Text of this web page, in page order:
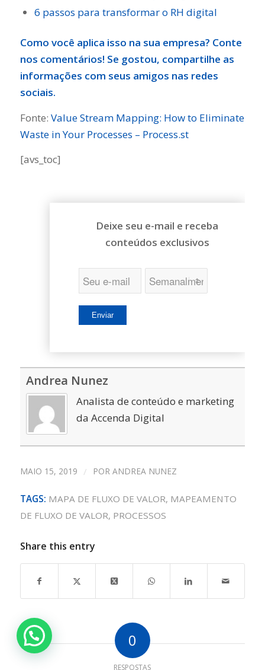
6 passos para transformar o RH digital
Como você aplica isso na sua empresa? Conte
nos comentários! Se gostou, compartilhe as
informações com seus amigos nas redes
sociais.
Fonte: Value Stream Mapping: How to Eliminate
Waste in Your Processes – Process.st
[avs_toc]
Deixe seu e-mail e receba
conteúdos exclusivos
Andrea Nunez
Analista de conteúdo e marketing
da Accenda Digital
MAIO 15, 2019 / POR ANDREA NUNEZ
TAGS: MAPA DE FLUXO DE VALOR, MAPEAMENTO
DE FLUXO DE VALOR, PROCESSOS
Share this entry
0
RESPOSTAS